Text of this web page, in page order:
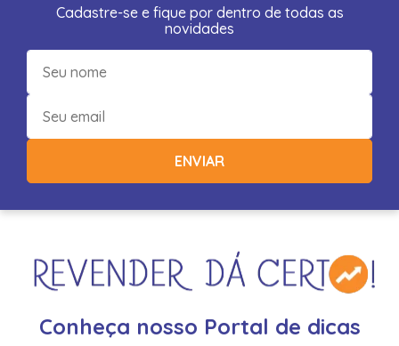
Cadastre-se e fique por dentro de todas as
novidades
ENVIAR
Conheça nosso Portal de dicas